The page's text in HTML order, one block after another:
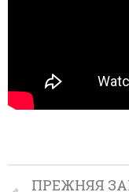
ПРЕЖНЯЯ